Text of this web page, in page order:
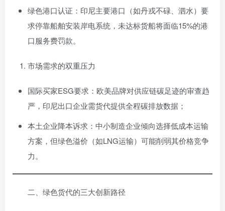
绿色港口认证：印尼主要港口（如丹戎不碌、泗水）要
求停靠船舶安装岸电系统，未达标货船将面临15%的港
口服务费罚款。
市场需求的双重压力
国际买家ESG要求：欧美品牌对供应链碳足迹的审查趋
严，印尼出口企业需货代提供全程碳排放数据；
本土企业降本诉求：中小制造企业倾向选择低成本运输
方案，但绿色溢价（如LNG运输）可能削弱其价格竞争
力。
二、绿色货代的三大创新路径